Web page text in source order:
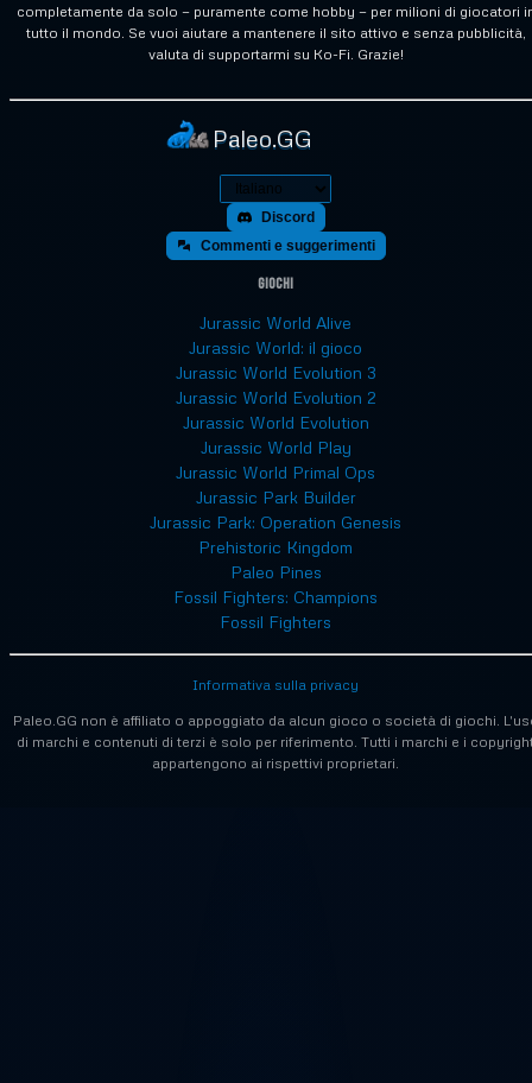
completamente da solo — puramente come hobby — per milioni di giocatori
tutto il mondo. Se vuoi aiutare a mantenere il sito attivo e senza pubblicità,
valuta di supportarmi su Ko-Fi. Grazie!
Paleo.GG
Discord
Commenti e suggerimenti
Giochi
Jurassic World Alive
Jurassic World: il gioco
Jurassic World Evolution 3
Jurassic World Evolution 2
Jurassic World Evolution
Jurassic World Play
Jurassic World Primal Ops
Jurassic Park Builder
Jurassic Park: Operation Genesis
Prehistoric Kingdom
Paleo Pines
Fossil Fighters: Champions
Fossil Fighters
Paleo.GG non è affiliato o appoggiato da alcun gioco o società di giochi.
di marchi e contenuti di terzi è solo per riferimento. Tutti i marchi e i
appartengono ai rispettivi proprietari.
Informativa sulla privacy